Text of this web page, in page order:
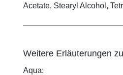
Acetate, Stearyl Alcohol,
Weitere Erläuterungen
Aqua: